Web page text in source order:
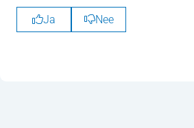
Ja Nee